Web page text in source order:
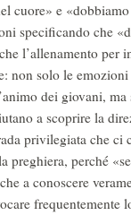
cuore» e
specificando che
l’allenamento per
non solo le
dei giovani,
a scoprire la
privilegiata che ci
preghiera, perché
a conoscere
frequentemente